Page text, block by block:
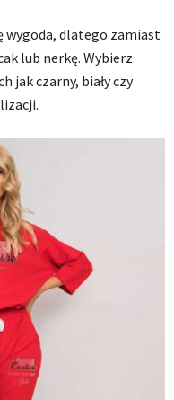
wygoda, dlatego zamiast
lub nerkę. Wybierz
jak czarny, biały czy